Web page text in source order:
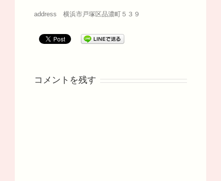
address 横浜市戸塚区品濃町５３９
コメントを残す